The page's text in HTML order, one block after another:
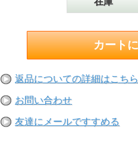
返品についての詳細はこちら
お問い合わせ
友達にメールですすめる